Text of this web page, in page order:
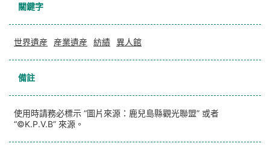
關鍵字
世界遺産 産業遺産 紡績 異人館
備註
使用時請務必標示 “圖片來源：鹿兒島縣觀光聯盟” 或者
“©K.P.V.B” 來源。